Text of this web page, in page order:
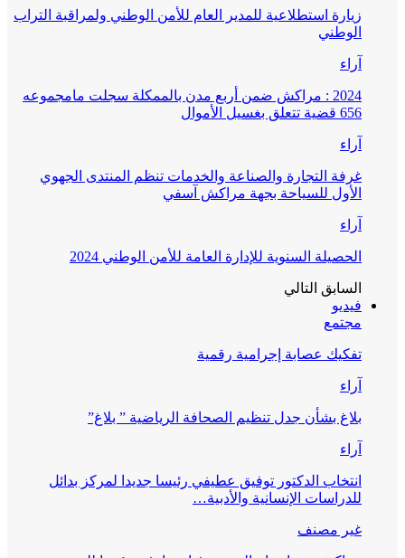
زيارة استطلاعية للمدير العام للأمن الوطني ولمراقبة التراب
الوطني
آراء
2024 : مراكش ضمن أربع مدن بالممكلة سجلت مامجموعه
656 قضية تتعلق بغسيل الأموال
آراء
غرفة التجارة والصناعة والخدمات تنظم المنتدى الجهوي
الأول للسياحة بجهة مراكش آسفي
آراء
الحصيلة السنوية للإدارة العامة للأمن الوطني 2024
السابق التالي
فيديو
مجتمع
تفكيك عصابة إجرامية رقمية
آراء
بلاغ بشأن جدل تنظيم الصحافة الرياضية ” بلاغ”
آراء
انتخاب الدكتور توفيق عطيفي رئيسا جديدا لمركز بدائل
للدراسات الإنسانية والأدبية…
غير مصنف